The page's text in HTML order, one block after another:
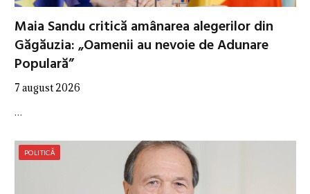
Maia Sandu critică amânarea alegerilor din
Găgăuzia: „Oamenii au nevoie de Adunare
Populară”
7 august 2026
…
POLITICĂ